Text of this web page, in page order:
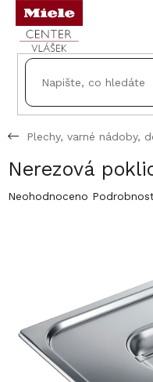
Přejít
obsah
Plechy, varné nádoby,
Nerezová
Průměrné
Neohodnoceno